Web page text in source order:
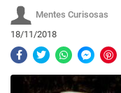
Mentes Curisosas
18/11/2018